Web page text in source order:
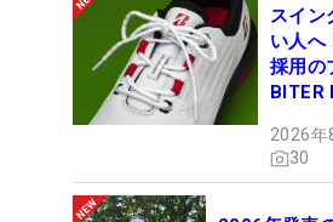
スイン
い人へ
採用の
BITER
ュー
2026年
30